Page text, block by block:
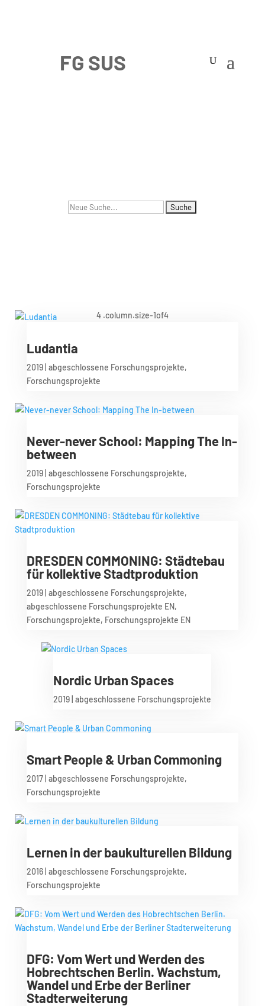
Suchen
Ludantia
2019| abgeschlossene Forschungsprojekte,
Forschungsprojekte
Never-never School: Mapping The In-
between
2019| abgeschlossene Forschungsprojekte,
Forschungsprojekte
DRESDEN COMMONING: Städtebau
für kollektive Stadtproduktion
2019| abgeschlossene Forschungsprojekte,
abgeschlossene Forschungsprojekte EN,
Forschungsprojekte, Forschungsprojekte EN
Nordic Urban Spaces
2019 |abgeschlossene Forschungsprojekte
Smart People & Urban Commoning
2017| abgeschlossene Forschungsprojekte,
Forschungsprojekte
Lernen in der baukulturellen Bildung
2016| abgeschlossene Forschungsprojekte,
Forschungsprojekte
DFG: Vom Wert und Werden des
Hobrechtschen Berlin. Wachstum,
Wandel und Erbe der Berliner
Stadterweiterung